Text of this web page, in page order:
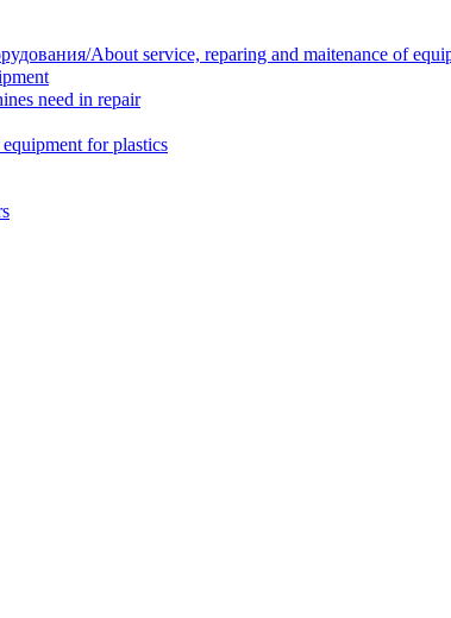
About service, reparing and maitenance of
need in repair
for plastics